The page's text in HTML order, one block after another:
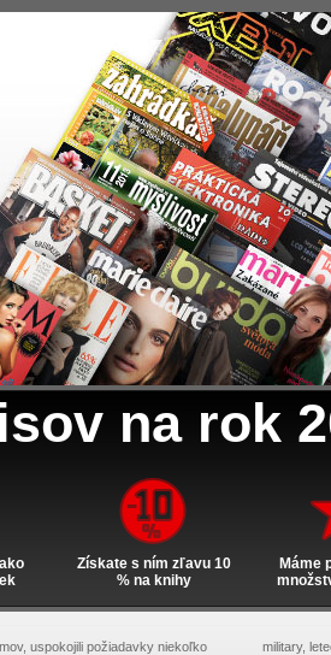
na rok
Získate s ním zľavu 10
% na knihy
Máme
uspokojili požiadavky niekoľko
military,